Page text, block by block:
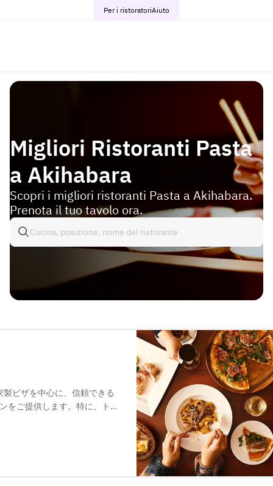
Per i ristoratoriAiuto
Migliori Ristoranti Pasta
a Akihabara
Scopri i migliori ristoranti Pasta a Akihabara.
Prenota il tuo tavolo ora.
ピザを中心に、信頼できる
をご提供します。特に、トリ